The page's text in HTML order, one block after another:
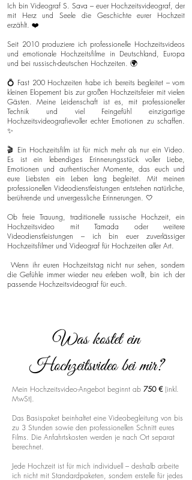
Ich bin Videograf S. Sava – euer Hochzeitsvideograf, der
mit Herz und Seele die Geschichte eurer Hochzeit
erzählt. ❤️
Seit 2010 produziere ich professionelle Hochzeitsvideos
und emotionale Hochzeitsfilme in Deutschland, Europa
und bei russisch-deutschen Hochzeiten. 🌍
💍 Fast 200 Hochzeiten habe ich bereits begleitet – vom
kleinen Elopement bis zur großen Hochzeitsfeier mit vielen
Gästen. Meine Leidenschaft ist es, mit professioneller
Technik und viel Feingefühl einzigartige
Hochzeitsvideografievoller echter Emotionen zu schaffen.
✨
🎬 Ein Hochzeitsfilm ist für mich mehr als nur ein Video.
Es ist ein lebendiges Erinnerungsstück voller Liebe,
Emotionen und authentischer Momente, das euch und
eure Liebsten ein Leben lang begleitet. Mit meinen
professionellen Videodienstleistungen entstehen natürliche,
berührende und unvergessliche Erinnerungen. 🤍
Ob freie Trauung, traditionelle russische Hochzeit, ein
Hochzeitsvideo mit Tamada oder weitere
Videodienstleistungen – ich bin euer zuverlässiger
Hochzeitsfilmer und Videograf für Hochzeiten aller Art.
Wenn ihr euren Hochzeitstag nicht nur sehen, sondern
die Gefühle immer wieder neu erleben wollt, bin ich der
passende Hochzeitsvideograf für euch.
Was kostet ein
Hochzeitsvideo bei mir?
Mein Hochzeitsvideo-Angebot beginnt ab 750 € (inkl.
MwSt).
Das Basispaket beinhaltet eine Videobegleitung von bis
zu 3 Stunden sowie den professionellen Schnitt eures
Films. Die Anfahrtskosten werden je nach Ort separat
berechnet.
Jede Hochzeit ist für mich individuell – deshalb arbeite
ich nicht mit Standardpaketen, sondern erstelle für jedes